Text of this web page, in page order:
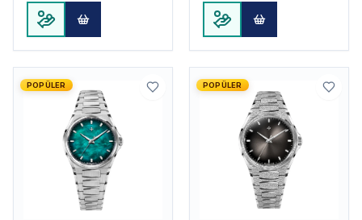
POPÜLER POPÜLER